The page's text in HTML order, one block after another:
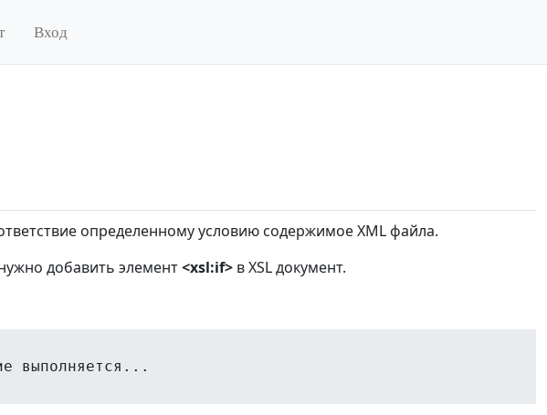
Вход
определенному условию содержимое XML файла.
добавить элемент<xsl:if> в XSL документ.
выполняется...